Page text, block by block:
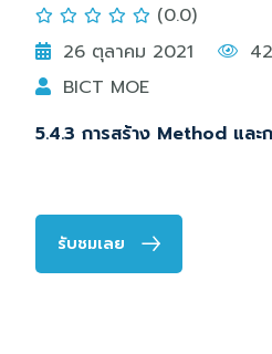
(0.0)
26 ตุลาคม 2021
42
BICT MOE
5.4.3 การสร้าง Method แล
รับชมเลย